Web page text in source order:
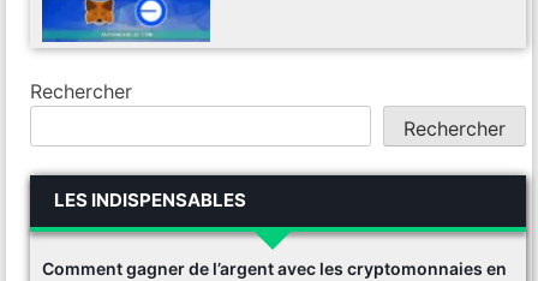
Rechercher
Rechercher
LES INDISPENSABLES
Comment gagner de l’argent avec les cryptomonnaies en